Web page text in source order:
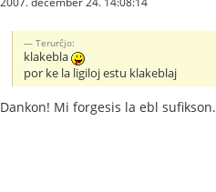
Terurĉjo:
klakebla
por ke la ligiloj estu klakeblaj
Dankon! Mi forgesis la ebl sufikson.